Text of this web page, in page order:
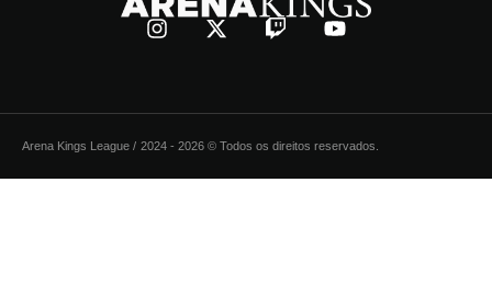
Arena Kings League / 2024 - 2026 © Todos os direitos reservados.